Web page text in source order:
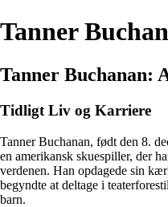
Tanner
Tanner Buchanan:
Tidligt Liv og Karriere
Tanner Buchanan, født den 8.
en amerikansk skuespiller, der
verdenen. Han opdagede sin
begyndte at deltage i
barn.